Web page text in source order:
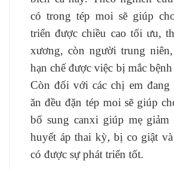
có trong tép moi sẽ giúp
triển được chiều cao tối ưu,
xương, còn người trung
hạn chế được việc bị mắc
Còn đối với các chị em đang
ăn đều đặn tép moi sẽ giúp
bổ sung canxi giúp mẹ giảm
huyết áp thai kỳ, bị co giật
có được sự phát triển tốt.